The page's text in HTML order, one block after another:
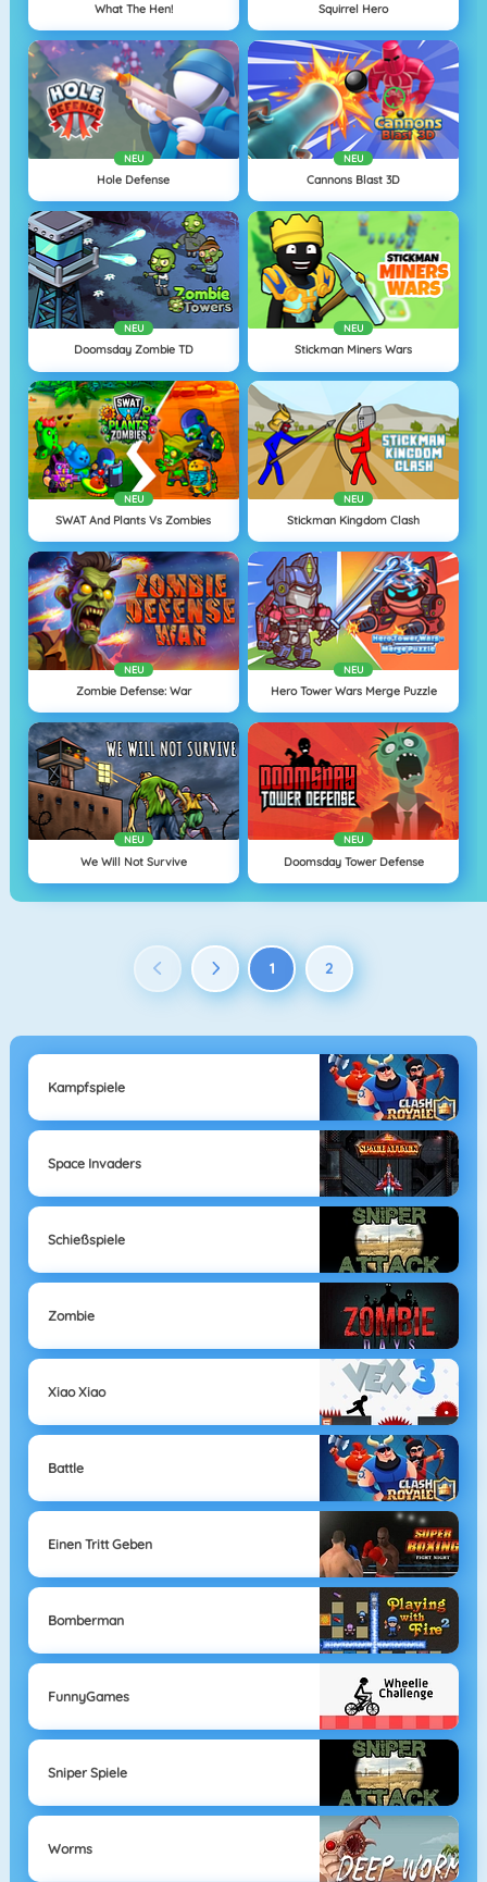
What The Hen! Squirrel Hero
NEU
Hole Defense
NEU
Cannons Blast 3D
NEU
Doomsday Zombie TD
NEU
Stickman Miners Wars
NEU
SWAT And Plants Vs Zombies
NEU
Stickman Kingdom Clash
NEU
Zombie Defense: War
NEU
Hero Tower Wars Merge Puzzle
NEU
We Will Not Survive
NEU
Doomsday Tower Defense
1 2
Kampfspiele
Space Invaders
Schießspiele
Zombie
Xiao Xiao
Battle
Einen Tritt Geben
Bomberman
FunnyGames
Sniper Spiele
Worms